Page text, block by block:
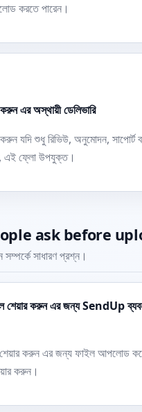
করতে পারেন।
এর অস্থায়ী ডেলিভারি
যদি শুধু রিভিউ, অনুমোদন, সাপোর্ট
এই ফ্লো উপযুক্ত।
ask before
সাধারণ প্রশ্ন।
শেয়ার করুন এর জন্য SendUp
করুন এর জন্য ফাইল আপলোড
করুন।